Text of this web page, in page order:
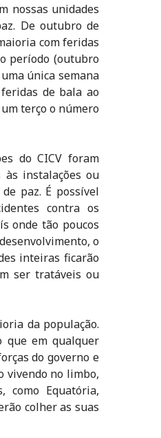
nossas unidades
De outubro de
com feridas
período (outubro
única semana
de bala ao
terço o número
do CICV foram
às instalações ou
paz. É possível
contra os
onde tão poucos
o
inteiras ficarão
ser tratáveis ou
da população.
que em qualquer
do governo e
vivendo no limbo,
como Equatória,
colher as suas